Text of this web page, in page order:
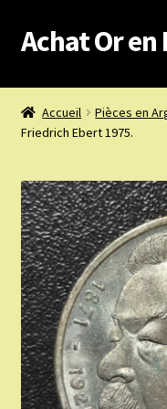
Aller
à
navigation
Aller
au
Achat Or
Boutique or et argent
Confidentialité
Heures d’ouverture
Nous achetons
Nous contacter
Accueil Pièces en
Friedrich Ebert 1975.